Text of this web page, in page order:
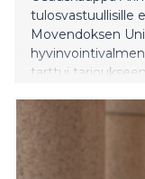
tulosvastuullisille
Movendoksen
tarttui
hyvinvointia.